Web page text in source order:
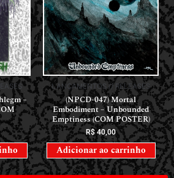
–
LANÇAMENTOS // RELEASES
(NPCD-047) Mortal
Embodiment – Unbounded
Emptiness (COM POSTER)
R$40,00
Adicionar ao carrinho